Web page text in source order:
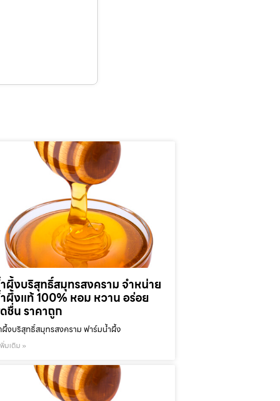
ผึ้งบริสุทธิ์สมุทรสงคราม จำหน่าย
ผึ้งแท้ 100% หอม หวาน อร่อย
ชื่น ราคาถูก
ผึ้งบริสุทธิ์สมุทรสงคราม ฟาร์มน้ำผึ้ง
มเติม »